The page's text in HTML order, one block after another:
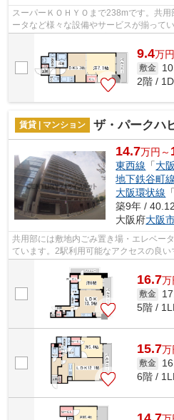
スーパーＫＯＨＹＯまで238mです。共
ータなど様々な設備やサービスが揃って
チリなマンションタイプの物件です。こ...
9.4万円
敷金
2階 /
賃貸 | マンション ザ・パークハ
14.7万円～
東西線 「大
地下鉄谷町線
大阪環状線 「
築9年 /
大阪府大阪
共用部には敷地内ごみ置き場・エレベー
ています。2駅利用可能なアクセスの良い
マンションです。風通しが良好なので、...
16.7万
敷金
5階 /
15.7万
敷金
6階 /